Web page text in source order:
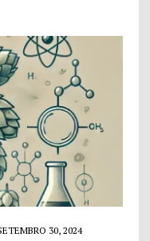
30, 2024